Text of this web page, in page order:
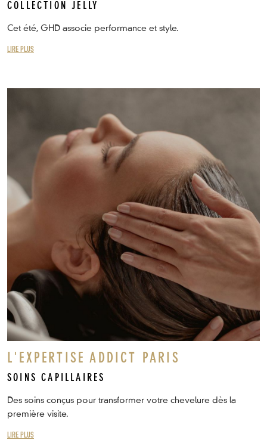
COLLECTION JELLY
Cet été, GHD associe performance et style.
LIRE PLUS
L'EXPERTISE ADDICT PARIS
SOINS CAPILLAIRES
Des soins conçus pour transformer votre chevelure dès la
première visite.
LIRE PLUS